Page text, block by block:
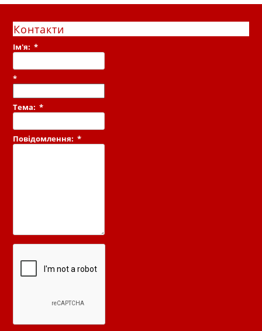
Контакти
Ім'я:*
*
Тема:*
Повідомлення:*